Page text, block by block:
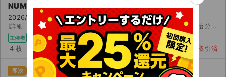
NUMBER SHOT2026【単日券】
2026/08/01(土) 10:30 みずほPayPayドーム福岡
[詳細] 指定席 通常席 発売日購入 チケット発売日( 月 日)の販売開始 分での購入です。 前方抽選...
主催者 電チケ
4 枚 取引済
即決 NUMBER SHOT2026【単日券】